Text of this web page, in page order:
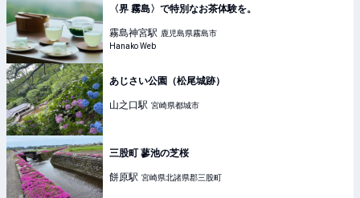
〈界 霧島〉で特別なお茶体験を。
霧島神宮駅 鹿児島県霧島市
Hanako Web
あじさい公園（松尾城跡）
山之口駅 宮崎県都城市
三股町 蓼池の芝桜
餅原駅 宮崎県北諸県郡三股町